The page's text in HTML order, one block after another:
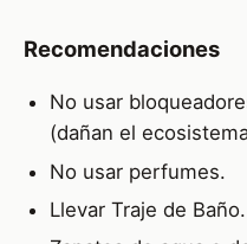
Recomendaciones
No usar
(dañan el
No usar perfumes.
Llevar Traje de Baño.